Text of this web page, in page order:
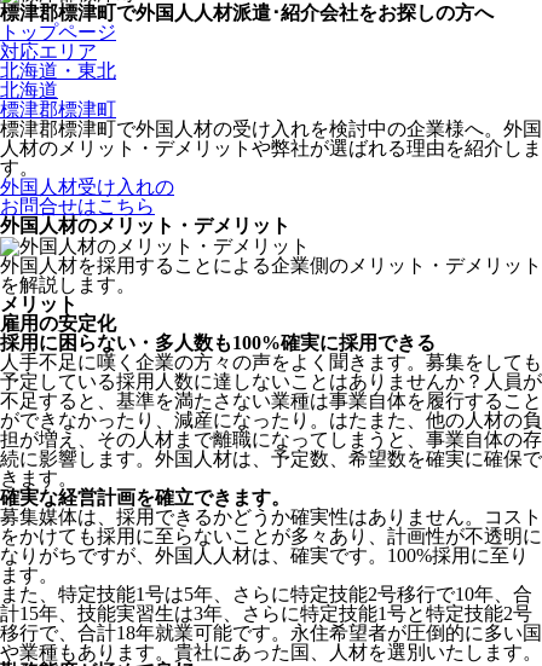
標津郡標津町で外国人人材派遣･紹介会社をお探しの方へ
トップページ
対応エリア
北海道・東北
北海道
標津郡標津町
標津郡標津町で外国人材の受け入れを検討中の企業様へ。外国
人材のメリット・デメリットや弊社が選ばれる理由を紹介しま
す。
外国人材受け入れの
お問合せはこちら
外国人材のメリット・デメリット
外国人材を採用することによる企業側のメリット・デメリット
を解説します。
メリット
雇用の安定化
採用に困らない・多人数も100%確実に採用できる
人手不足に嘆く企業の方々の声をよく聞きます。募集をしても
予定している採用人数に達しないことはありませんか？人員が
不足すると、基準を満たさない業種は事業自体を履行すること
ができなかったり、減産になったり。はたまた、他の人材の負
担が増え、その人材まで離職になってしまうと、事業自体の存
続に影響します。 外国人材は、予定数、希望数を確実に確保で
きます。
確実な経営計画を確立できます。
募集媒体は、採用できるかどうか確実性はありません。コスト
をかけても採用に至らないことが多々あり、計画性が不透明に
なりがちですが、外国人人材は、確実です。100%採用に至り
ます。
また、特定技能1号は5年、さらに特定技能2号移行で10年、合
計15年、技能実習生は3年、さらに特定技能1号と特定技能2号
移行で、合計18年就業可能です。永住希望者が圧倒的に多い国
や業種もあります。貴社にあった国、人材を選別いたします。